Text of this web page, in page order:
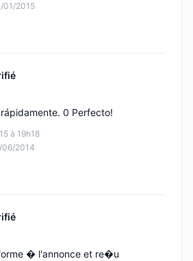
01/2015
à 19h18
06/2014
0 Perfecto!
� l'annonce et re�u